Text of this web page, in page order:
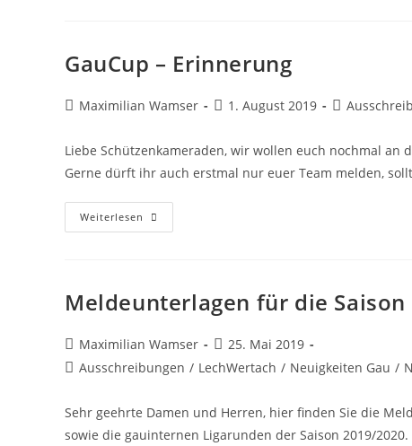
GauCup – Erinnerung
Beitrags-
Maximilian Wamser
Beitrag
1. August 2019
Beitrags-
Liebe Schützenkameraden, wir wollen euch nochmal an
Gerne dürft ihr auch erstmal nur euer Team melden,
Weiterlesen GauCup
–
Meldeunterlagen für die Saison
Beitrags-
Autor:
Maximilian Wamser
Beitrag
veröffentlicht:
25. Mai 2019
Beitrags-
Ausschreibungen / LechWertach / Neuigkeiten Gau /
Sehr geehrte Damen und Herren, hier finden Sie die
sowie die gauinternen Ligarunden der Saison 2019/